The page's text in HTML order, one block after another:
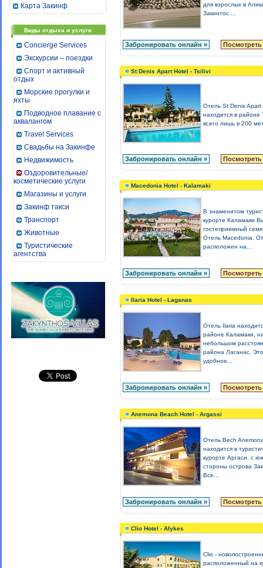
Карта Закинф
Виды отдыха и услуги
Concierge Services
Экскурсии – поездки
Спорт и активный
отдых
Морские прогулки и
яхты
Подводное плавание с
аквалангом
Travel Services
Свадьбы на Закинфе
Недвижимость
Оздоровительные/
косметические услуги
Магазины и услуги
Закинф такси
Транспорт
Животные
Туристические
агентства
для взрослых в
Закинтос....
Забронировать онлайн »
St Denis Apart Hotel - Tsilivi
Отель St Denis Apart
находится в районе
всего лишь в 200
Забронировать онлайн »
Macedonia Hotel - Kalamaki
В знаменитом
курорте Каламаки
гостеприимный
Отель Macedonia.
расположен на...
Забронировать онлайн »
Ilaria Hotel - Laganas
Отель Ilaria
районе Каламаки,
небольшом
района Лаганас. Это
удобное...
Забронировать онлайн »
Anemona Beach Hotel - Argassi
Отель Bech
находится в
курорте Аргаси, с
стороны острова
Все...
Забронировать онлайн »
Clio Hotel - Alykes
Clio -
расположенный на